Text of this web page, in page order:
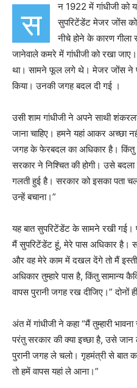
स
न 1922 में गांधीजी को
सुपरिटेंडेंट मेजर जोंस को
नीचे होने के कारण गीला
जानेवाले कमरे में गांधीजी को रखा
था। सामने फूल लगे थे। मेजर जोंस ने
किया। उनकी जगह बदल दी गई ।
उसी शाम गांधीजी ने अपने साथी
जाना चाहिए। हमने यहां आकर अच्छा
जगह के फेरबदल का अधिकार है। किंतु
सरकार ने निश्चित की होगी। उसे
गलती हुई है। सरकार को इसका पता
उन्हें बचाना‌।”
यह बात सुपरिटेंडेंट के सामने रखी
मैं सुपरिटेंडेंट हूं, मेरे पास अधिकार है।
और वह मेरे काम में दखल देंगे तो मैं
अधिकार तुम्हारे पास है, किंतु सामान्य
वापस पुरानी जगह रख दीजिए।” दोनों
अंत में गांधीजी ने कहा “मैं तुम्हारी
परंतु सरकार की क्या इच्छा है, उसे जान
पुरानी जगह ले चलो। गृहमंत्रीसे बात
तो हमें वापस यहां ले आना।”